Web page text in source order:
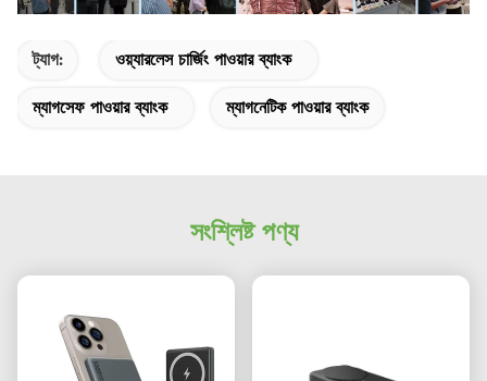
ট্যাগ: ওয়্যারলেস চার্জিং পাওয়ার ব্যাংক
ম্যাগসেফ পাওয়ার ব্যাংক ম্যাগনেটিক পাওয়ার ব্যাংক
সংশ্লিষ্ট পণ্য